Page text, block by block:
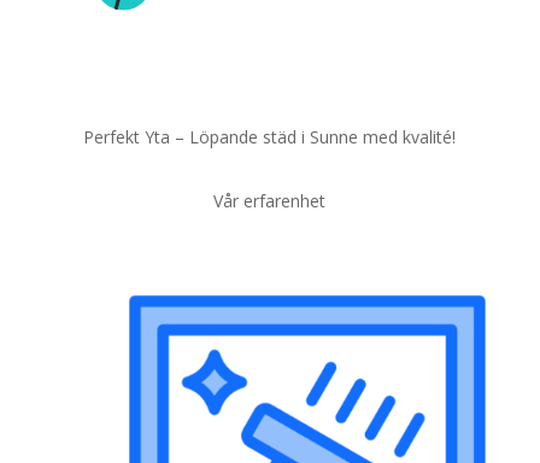
Perfekt Yta – Löpande städ i Sunne med kvalité!
Vår erfarenhet